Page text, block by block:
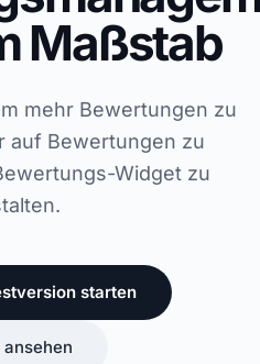
Maßstab
mehr Bewertungen zu
auf Bewertungen zu
Widget zu
starten
ansehen